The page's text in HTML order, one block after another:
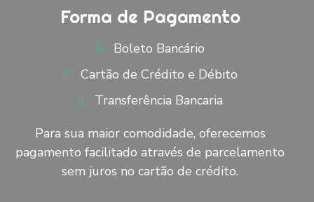
Forma de Pagamento
Boleto Bancário
Cartão de Crédito e Débito
Transferência Bancaria
Para sua maior comodidade, oferecemos
pagamento facilitado através de parcelamento
sem juros no cartão de crédito.